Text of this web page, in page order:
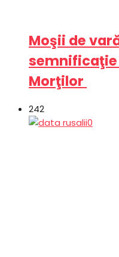
Moşii de
Morţilor
242